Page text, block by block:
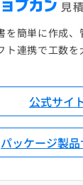
を簡単に作成、
ト連携で工数を
公式サイ
パッケージ製品